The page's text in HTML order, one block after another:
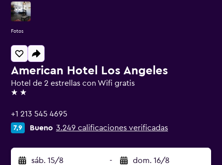
American Hotel Los Angeles
Hotel de 2 estrellas con Wifi gratis
2 estrellas
+1 213 545 4695
7,9 Bueno 3.249 calificaciones verificadas
sáb. 15/8 - dom. 16/8
Fotos